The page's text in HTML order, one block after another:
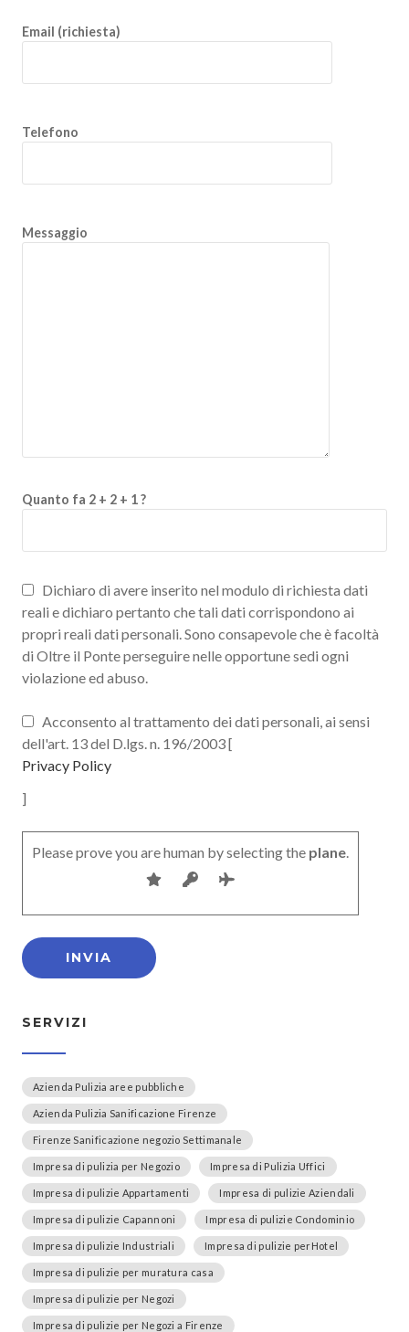
Email (richiesta)
Telefono
Messaggio
Quanto fa 2 + 2 + 1 ?
Dichiaro di avere inserito nel modulo di richiesta dati
reali e dichiaro pertanto che tali dati corrispondono ai
propri reali dati personali. Sono consapevole che è facoltà
di Oltre il Ponte perseguire nelle opportune sedi ogni
violazione ed abuso.
Acconsento al trattamento dei dati personali, ai sensi
dell'art. 13 del D.lgs. n. 196/2003 [
Privacy Policy
]
Please prove you are human by selecting the plane.
SERVIZI
Azienda Pulizia aree pubbliche
Azienda Pulizia Sanificazione Firenze
Firenze Sanificazione negozio Settimanale
Impresa di pulizia per Negozio Impresa di Pulizia Uffici
Impresa di pulizie Appartamenti Impresa di pulizie Aziendali
Impresa di pulizie Capannoni Impresa di pulizie Condominio
Impresa di pulizie Industriali Impresa di pulizie perHotel
Impresa di pulizie per muratura casa
Impresa di pulizie per Negozi
Impresa di pulizie per Negozi a Firenze